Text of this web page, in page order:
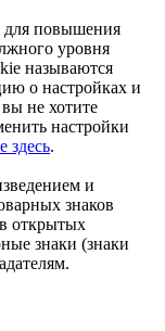
для повышения
уровня
называются
о настройках и
не хотите
настройки
здесь.
и
знаков
открытых
знаки (знаки